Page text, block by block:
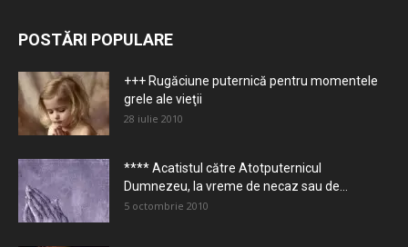
POSTĂRI POPULARE
+++ Rugăciune puternică pentru momentele
grele ale vieţii
28 iulie 2010
**** Acatistul către Atotputernicul
Dumnezeu, la vreme de necaz sau de...
5 octombrie 2010